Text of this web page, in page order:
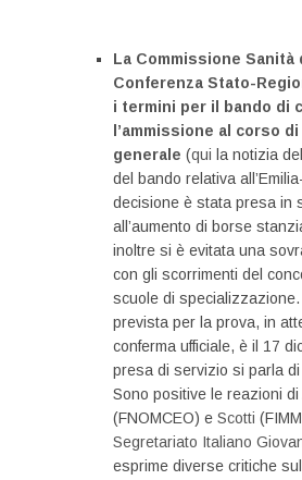
La Commissione Sanità
Conferenza Stato-
i termini per il bando di
l’ammissione al corso
generale (qui la notizia
del bando relativa
decisione è stata presa in
all’aumento di borse
inoltre si è evitata una
con gli scorrimenti del
scuole di
prevista per la prova, in
conferma ufficiale, è il 17
presa di servizio si parla
Sono positive le reazioni di
(FNOMCEO) e Scotti
Segretariato Italiano
esprime diverse critiche